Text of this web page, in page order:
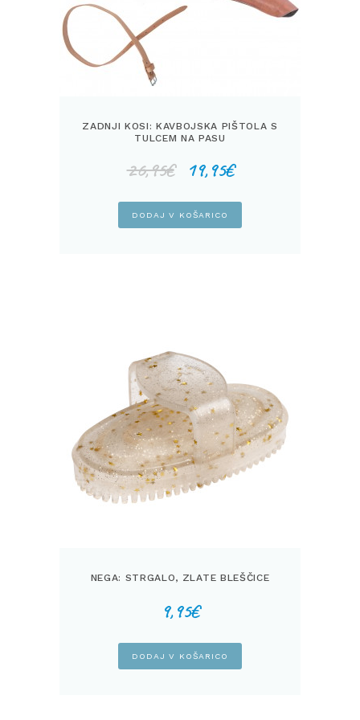
ZADNJI KOSI: KAVBOJSKA PIŠTOLA S
TULCEM NA PASU
26,95€ Izvirna
cena
je
bila:
26,95€.
19,95€Trenutna
cena
je:
19,95€.
DODAJ V KOŠARICO
NEGA: STRGALO, ZLATE BLEŠČICE
9,95€
DODAJ V KOŠARICO